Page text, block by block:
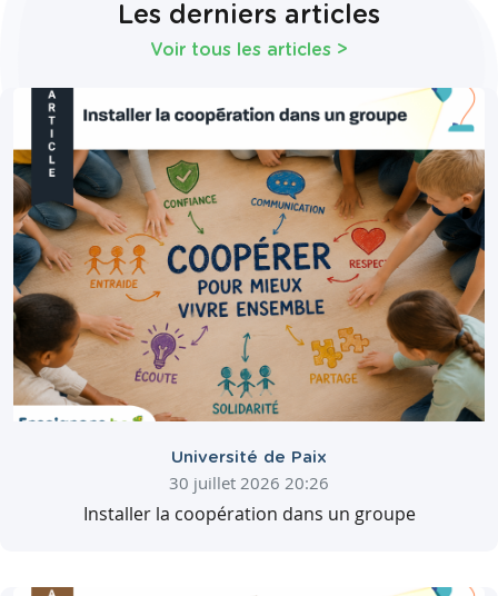
Les derniers articles
Voir tous les articles >
Université de Paix
30 juillet 2026 20:26
Installer la coopération dans un groupe